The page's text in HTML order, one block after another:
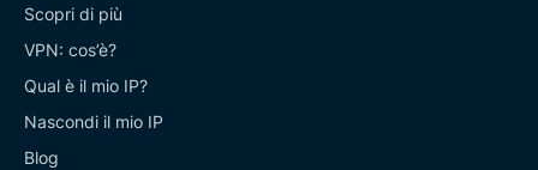
Scopri di più
VPN: cos’è?
Qual è il mio IP?
Nascondi il mio IP
Blog